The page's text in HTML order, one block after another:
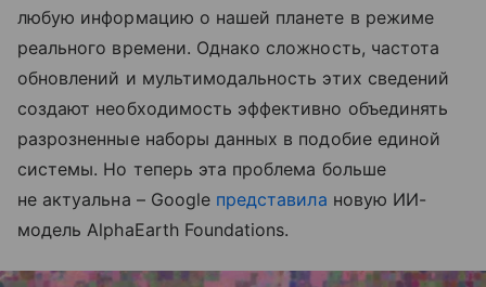
любую информацию о нашей планете в режиме
реального времени. Однако сложность, частота
обновлений и мультимодальность этих сведений
создают необходимость эффективно объединять
разрозненные наборы данных в подобие единой
системы. Но теперь эта проблема больше
не актуальна – Google представила новую ИИ-
модель AlphaEarth Foundations.